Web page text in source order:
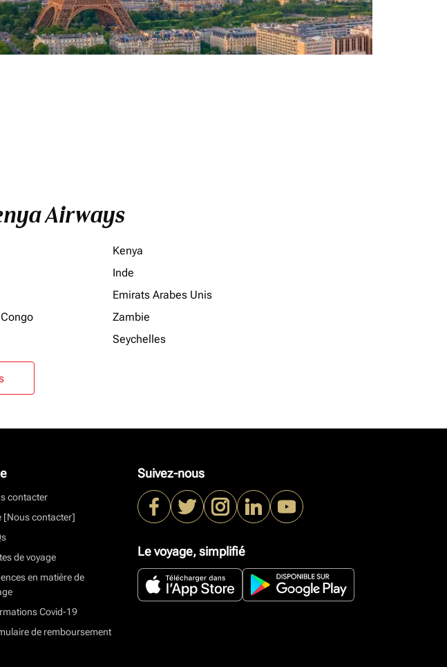
Airways
Kenya
Inde
Emirats Arabes Unis
Zambie
Seychelles
contacter
[Nous contacter]
de voyage
en matière de
Covid-19
de remboursement
Suivez-nous
Le voyage, simplifié